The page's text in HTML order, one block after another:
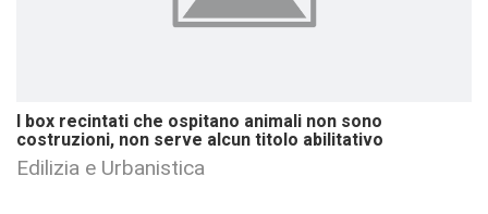
I box recintati che ospitano animali non sono
costruzioni, non serve alcun titolo abilitativo
Edilizia e Urbanistica